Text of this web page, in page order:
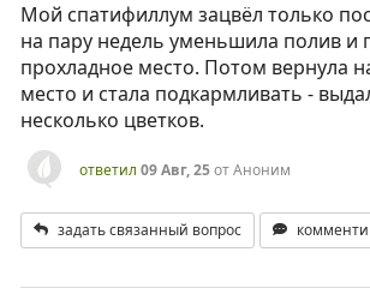
Мой спатифиллум зацвёл только
на пару недель уменьшила полив и
прохладное место. Потом вернула
место и стала подкармливать -
несколько цветков.
ответил 09 Авг, 25отАноним
задать связанный вопрос